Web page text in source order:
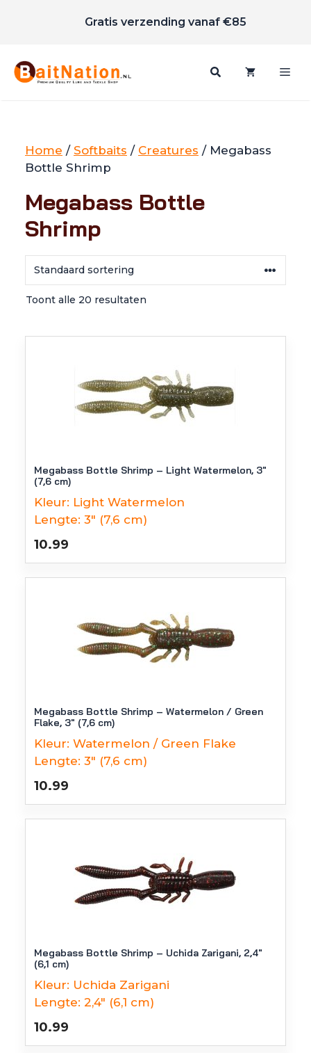
inhoud
Gratis verzending vanaf €85
Home / Softbaits / Creatures / Megabass
Bottle Shrimp
Megabass Bottle
Shrimp
Toont alle 20 resultaten
Megabass Bottle Shrimp – Light Watermelon, 3″
(7,6 cm)
Kleur: Light Watermelon
Lengte: 3" (7,6 cm)
10.99
Megabass Bottle Shrimp – Watermelon / Green
Flake, 3″ (7,6 cm)
Kleur: Watermelon / Green Flake
Lengte: 3" (7,6 cm)
10.99
Megabass Bottle Shrimp – Uchida Zarigani, 2,4″
(6,1 cm)
Kleur: Uchida Zarigani
Lengte: 2,4" (6,1 cm)
10.99